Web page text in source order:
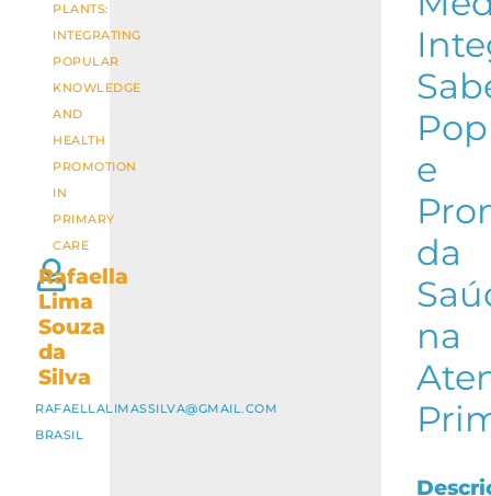
PLANTS:
INTEGRATING
POPULAR
KNOWLEDGE
AND
HEALTH
PROMOTION
IN
PRIMARY
CARE
Rafaella
Lima
Souza
da
Silva
RAFAELLALIMASSILVA@GMAIL.COM
BRASIL
e
da
na